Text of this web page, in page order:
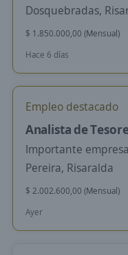
Dosquebradas,
$ 1.850.000,00 (Mensual)
Hace 6 días
Empleo destacado
Analista de
Importante
Pereira, Risaralda
$ 2.002.600,00 (Mensual)
Ayer